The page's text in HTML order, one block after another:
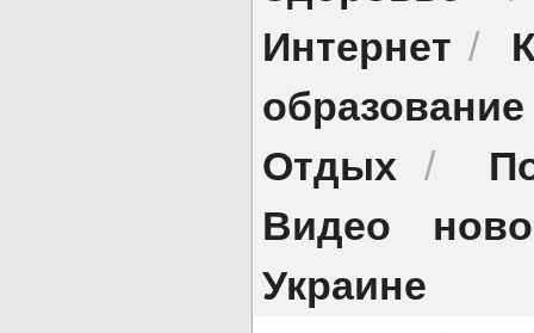
Интернет /
образование
Отдых /
Видео
Украине